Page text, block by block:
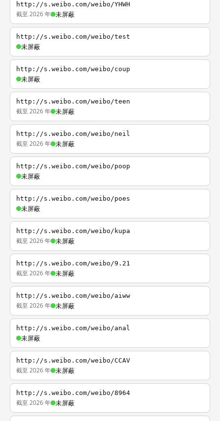
http://s.weibo.com/weibo/YHWH
截至 2026 年 未屏蔽
http://s.weibo.com/weibo/test
未屏蔽
http://s.weibo.com/weibo/coup
未屏蔽
http://s.weibo.com/weibo/teen
截至 2026 年 未屏蔽
http://s.weibo.com/weibo/neil
截至 2026 年 未屏蔽
http://s.weibo.com/weibo/poop
未屏蔽
http://s.weibo.com/weibo/poes
未屏蔽
http://s.weibo.com/weibo/kupa
截至 2026 年 未屏蔽
http://s.weibo.com/weibo/9.21
截至 2026 年 未屏蔽
http://s.weibo.com/weibo/aiww
截至 2026 年 未屏蔽
http://s.weibo.com/weibo/anal
未屏蔽
http://s.weibo.com/weibo/CCAV
截至 2026 年 未屏蔽
http://s.weibo.com/weibo/8964
截至 2026 年 未屏蔽